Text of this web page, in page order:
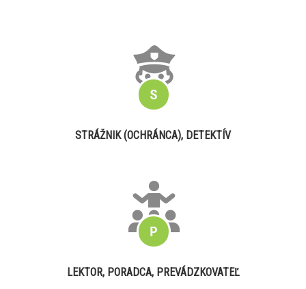
STRÁŽNIK (OCHRÁNCA), DETEKTÍV
LEKTOR, PORADCA, PREVÁDZKOVATEĽ